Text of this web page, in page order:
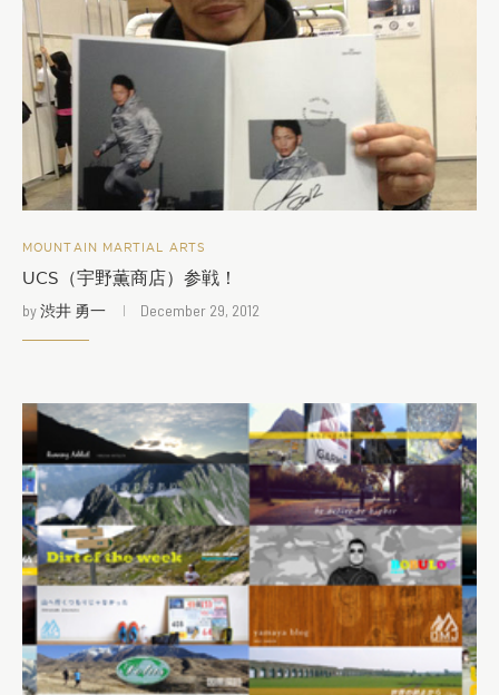
MOUNTAIN MARTIAL ARTS
UCS（宇野薫商店）参戦！
by渋井 勇一 December 29, 2012